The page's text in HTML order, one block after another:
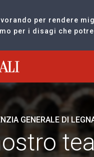
per rendere
per i disagi che
GENERALE DI